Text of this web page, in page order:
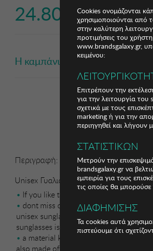
24.80€
Η καμπάνια έχει λήξει
Περιγραφή:
Unisex Γυαλιά Ηλίου Kodak
If you like to wear the latest in fashion
dont miss out on the Kodak CF90070
unisex sunglasses with a classic round
sunglasses is made of polycarbonate
a material known for its impact
also made of polycarbonate
Cookies ονομάζονται
χρησιμοποιούνται από
στην καλύτερη
προτιμήσεις του
www.brandsgalaxy.gr,
κειμένου:
Επιτρέπουν την
για την λειτουργία
σχετικά με τους
marketing ή για την
περιηγηθεί και λήγουν
ΣΤΑΤΙΣΤΙΚΩΝ
Μετρούν την
brandsgalaxy.gr να
εμπειρία για τους
τις οποίες θα
ΔΙΑΦΗΜΙΣΗΣ
Τα cookies αυτά
πιστεύουμε ότι